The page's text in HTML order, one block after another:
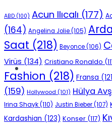
Podcast
ABD (100) Acun Ilıcalı (177)
(164) Angelina Jolie(105)
Saat (218) Beyonce(106)
Virüs (134) Cristiano Ronaldo
Fashion (218) Fransa
(159) Hollywood (101) Hülya
Irina Shayk(110) Justin Bieber(107)
Kardashian (123) Konser (117)